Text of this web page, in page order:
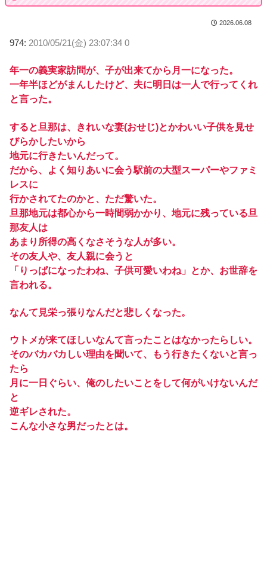
2026.06.08
974: 2010/05/21(金) 23:07:34 0
年一の義実家訪問が、子が出来てから月一になった。
一年半ほどがまんしたけど、夫に明日は一人で行ってくれ
と言った。
すると旦那は、きれいな妻(おせじ)とかわいい子供を見せ
びらかしたいから
地元に行きたいんだって。
だから、よく知りあいに会う駅前の大型スーパーやファミ
レスに
行かされてたのかと、ただ驚いた。
旦那地元は都心から一時間弱かかり、地元に残っている旦
那友人は
あまり所得の高くなさそうな人が多い。
その友人や、友人親に会うと
「りっぱになったわね、子供可愛いわね」とか、お世辞を
言われる。
なんて見栄っ張りなんだと悲しくなった。
ウトメが来てほしいなんて言ったことはなかったらしい。
そのバカバカしい理由を聞いて、もう行きたくないと言っ
たら
月に一日ぐらい、俺のしたいことをして何がいけないんだ
と
逆ギレされた。
こんな小さな男だったとは。